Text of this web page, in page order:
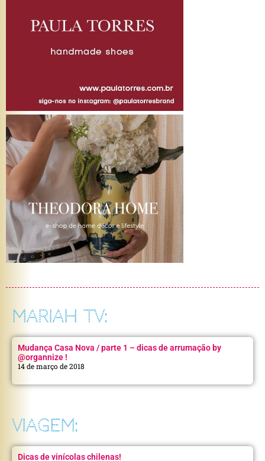
MARIAH TV:
Mudança Casa Nova / parte 1 – dicas de arrumação by
@organnize !
14 de março de 2018
VIAGEM:
Dicas de vinícolas chilenas!